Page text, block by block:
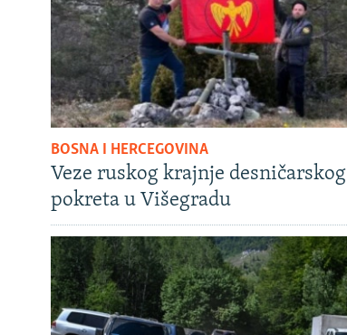
BOSNA I HERCEGOVINA
Veze ruskog krajnje desničarskog
pokreta u Višegradu